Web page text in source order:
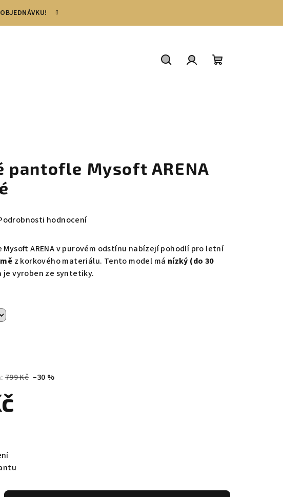
pantofle Mysoft ARENA
hodnocení
Mysoft ARENA v purovém odstínu nabízejí pohodlí pro letní
z korkového materiálu. Tento model má nízký (do 30
je vyroben ze syntetiky.
799 Kč –30 %